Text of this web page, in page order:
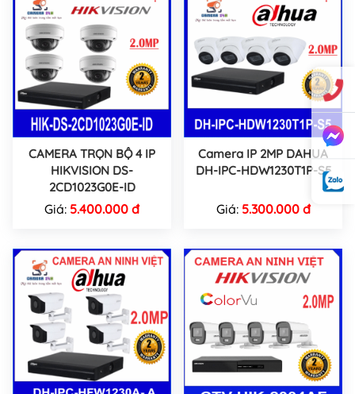
CAMERA TRỌN BỘ 4 IP
HIKVISION DS-
2CD1023G0E-ID
Giá: 5.400.000 đ
Camera IP 2MP DAHUA
DH-IPC-HDW1230T1P-S5
Giá: 5.300.000 đ